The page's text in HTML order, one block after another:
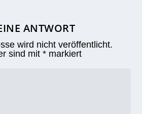
ANTWORT
wird nicht veröffentlicht.
sind mit* markiert